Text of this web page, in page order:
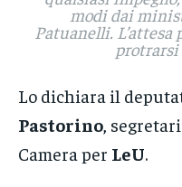
modi dai
Patuanelli. L’attesa
Lo dichiara il
Pastorino ,
Camera per LeU.